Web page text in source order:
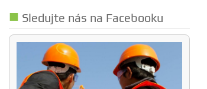
Sledujte nás na Facebooku